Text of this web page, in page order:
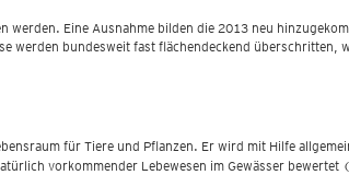
werden. Eine Ausnahme bilden die 2013 neu
werden bundesweit fast flächendeckend
für Tiere und Pflanzen. Er wird mit Hilfe
vorkommender Lebewesen im Gewässer bewertet (